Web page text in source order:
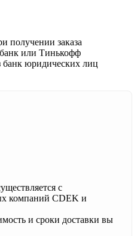
получении заказа
или Тинькофф
банк юридических лиц
с
компаний CDEK и
и сроки доставки вы